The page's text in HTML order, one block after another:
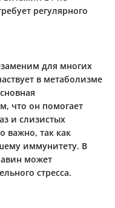
регулярного
для многих
в метаболизме
что он помогает
и слизистых
важно, так как
иммунитету. В
может
стресса.